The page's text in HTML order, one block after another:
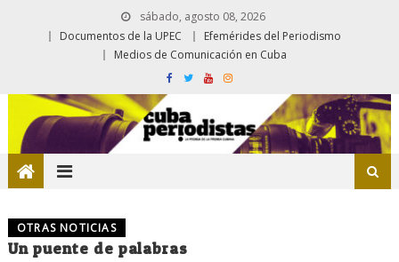
sábado, agosto 08, 2026
Documentos de la UPEC
Efemérides del Periodismo
Medios de Comunicación en Cuba
OTRAS NOTICIAS
Un puente de palabras